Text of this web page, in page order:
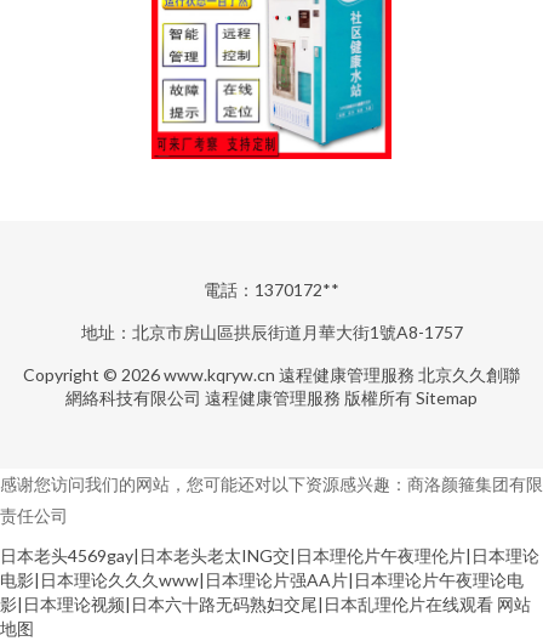
電話：1370172**
地址：北京市房山區拱辰街道月華大街1號A8-1757
Copyright © 2026www.kqryw.cn 遠程健康管理服務 北京久久創聯
網絡科技有限公司 遠程健康管理服務 版權所有Sitemap
感谢您访问我们的网站，您可能还对以下资源感兴趣：商洛颜箍集团有限
责任公司
日本老头4569gay|日本老头老太ING交|日本理伦片午夜理伦片|日本理论
电影|日本理论久久久www|日本理论片强AA片|日本理论片午夜理论电
影|日本理论视频|日本六十路无码熟妇交尾|日本乱理伦片在线观看 网站
地图